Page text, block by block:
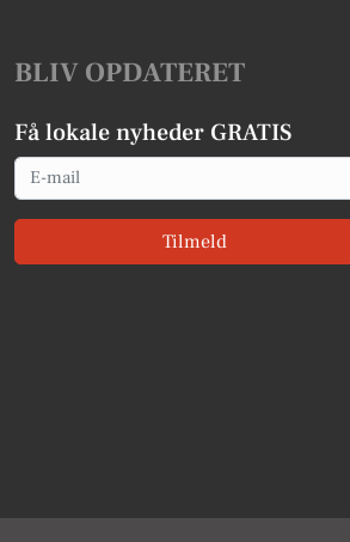
BLIV OPDATERET
Få lokale nyheder GRATIS
Email
Tilmeld